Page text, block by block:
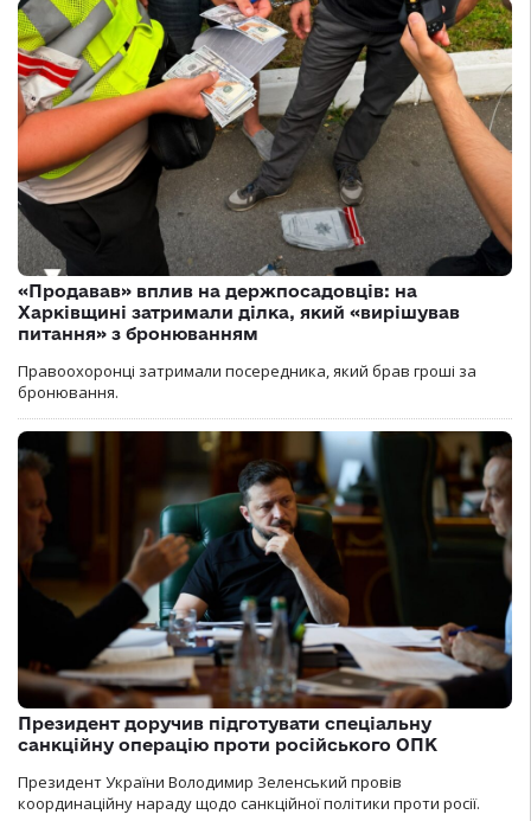
«Продавав» вплив на держпосадовців: на
Харківщині затримали ділка, який «вирішував
питання» з бронюванням
Правоохоронці затримали посередника, який брав гроші за
бронювання.
Президент доручив підготувати спеціальну
санкційну операцію проти російського ОПК
Президент України Володимир Зеленський провів
координаційну нараду щодо санкційної політики проти росії.